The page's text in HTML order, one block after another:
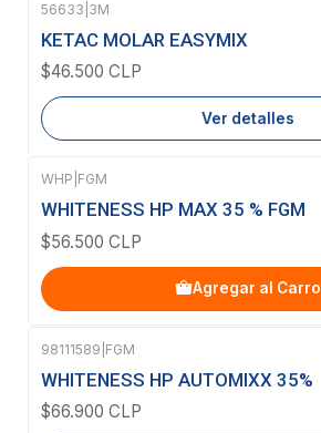
Agotado
56633 3M
KETAC MOLAR EASYMIX
$46.500 CLP
Ver detalles
WHP FGM
WHITENESS HP MAX 35 % FGM
$56.500 CLP
Agregar al Carro
Agotado
98111589 FGM
WHITENESS HP AUTOMIXX 35%
$66.900 CLP